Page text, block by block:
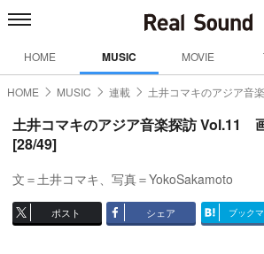
HOME MUSIC MOVIE
HOME MUSIC 連載 土井コマキのアジア音
土井コマキのアジア音楽探訪 Vol.11
[28/49]
文＝土井コマキ、写真＝YokoSakamoto
ポスト シェア ブック